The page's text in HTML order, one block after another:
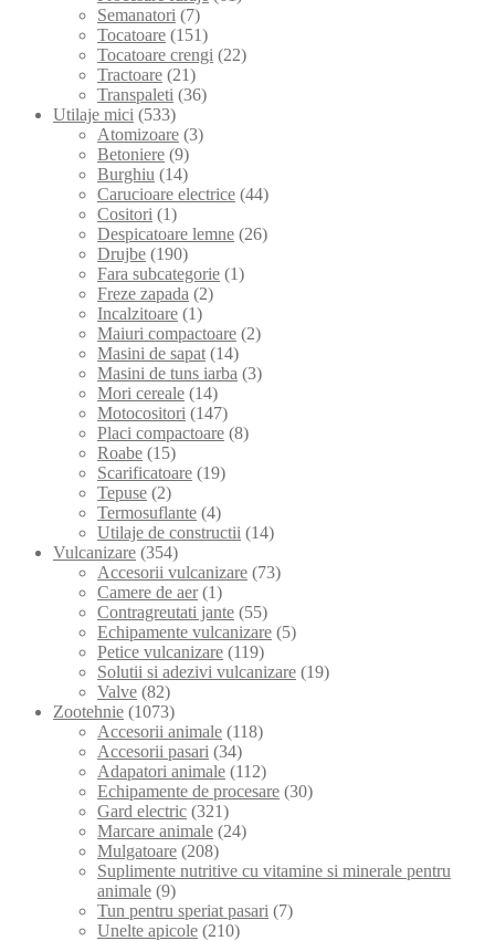
Semanatori (7)
Tocatoare (151)
Tocatoare crengi (22)
Tractoare (21)
Transpaleti (36)
Utilaje mici (533)
Atomizoare (3)
Betoniere (9)
Burghiu (14)
Carucioare electrice (44)
Cositori (1)
Despicatoare lemne (26)
Drujbe (190)
Fara subcategorie (1)
Freze zapada (2)
Incalzitoare (1)
Maiuri compactoare (2)
Masini de sapat (14)
Masini de tuns iarba (3)
Mori cereale (14)
Motocositori (147)
Placi compactoare (8)
Roabe (15)
Scarificatoare (19)
Tepuse (2)
Termosuflante (4)
Utilaje de constructii (14)
Vulcanizare (354)
Accesorii vulcanizare (73)
Camere de aer (1)
Contragreutati jante (55)
Echipamente vulcanizare (5)
Petice vulcanizare (119)
Solutii si adezivi vulcanizare (19)
Valve (82)
Zootehnie (1073)
Accesorii animale (118)
Accesorii pasari (34)
Adapatori animale (112)
Echipamente de procesare (30)
Gard electric (321)
Marcare animale (24)
Mulgatoare (208)
Suplimente nutritive cu vitamine si minerale pentru
animale (9)
Tun pentru speriat pasari (7)
Unelte apicole (210)